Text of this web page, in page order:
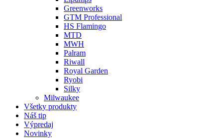
Greenworks
GTM Professional
HS Flamingo
MTD
MWH
Palram
Riwall
Royal Garden
Ryobi
Silky
Milwaukee
Všetky produkty
Náš tip
Výpredaj
Novinky